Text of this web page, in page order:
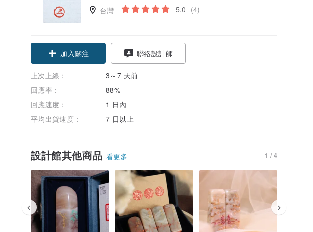
台灣 5.0 (4)
加入關注 聯絡設計師
上次上線：
3～7 天前
回應率：
88%
回應速度：
1 日內
平均出貨速度：
7 日以上
設計館其他商品 看更多 1 / 4